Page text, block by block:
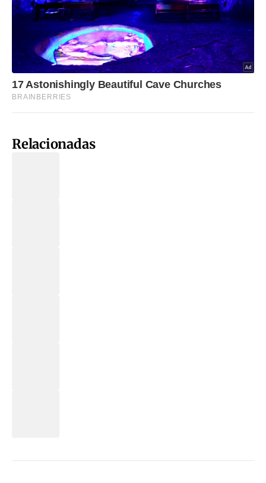
Relacionadas